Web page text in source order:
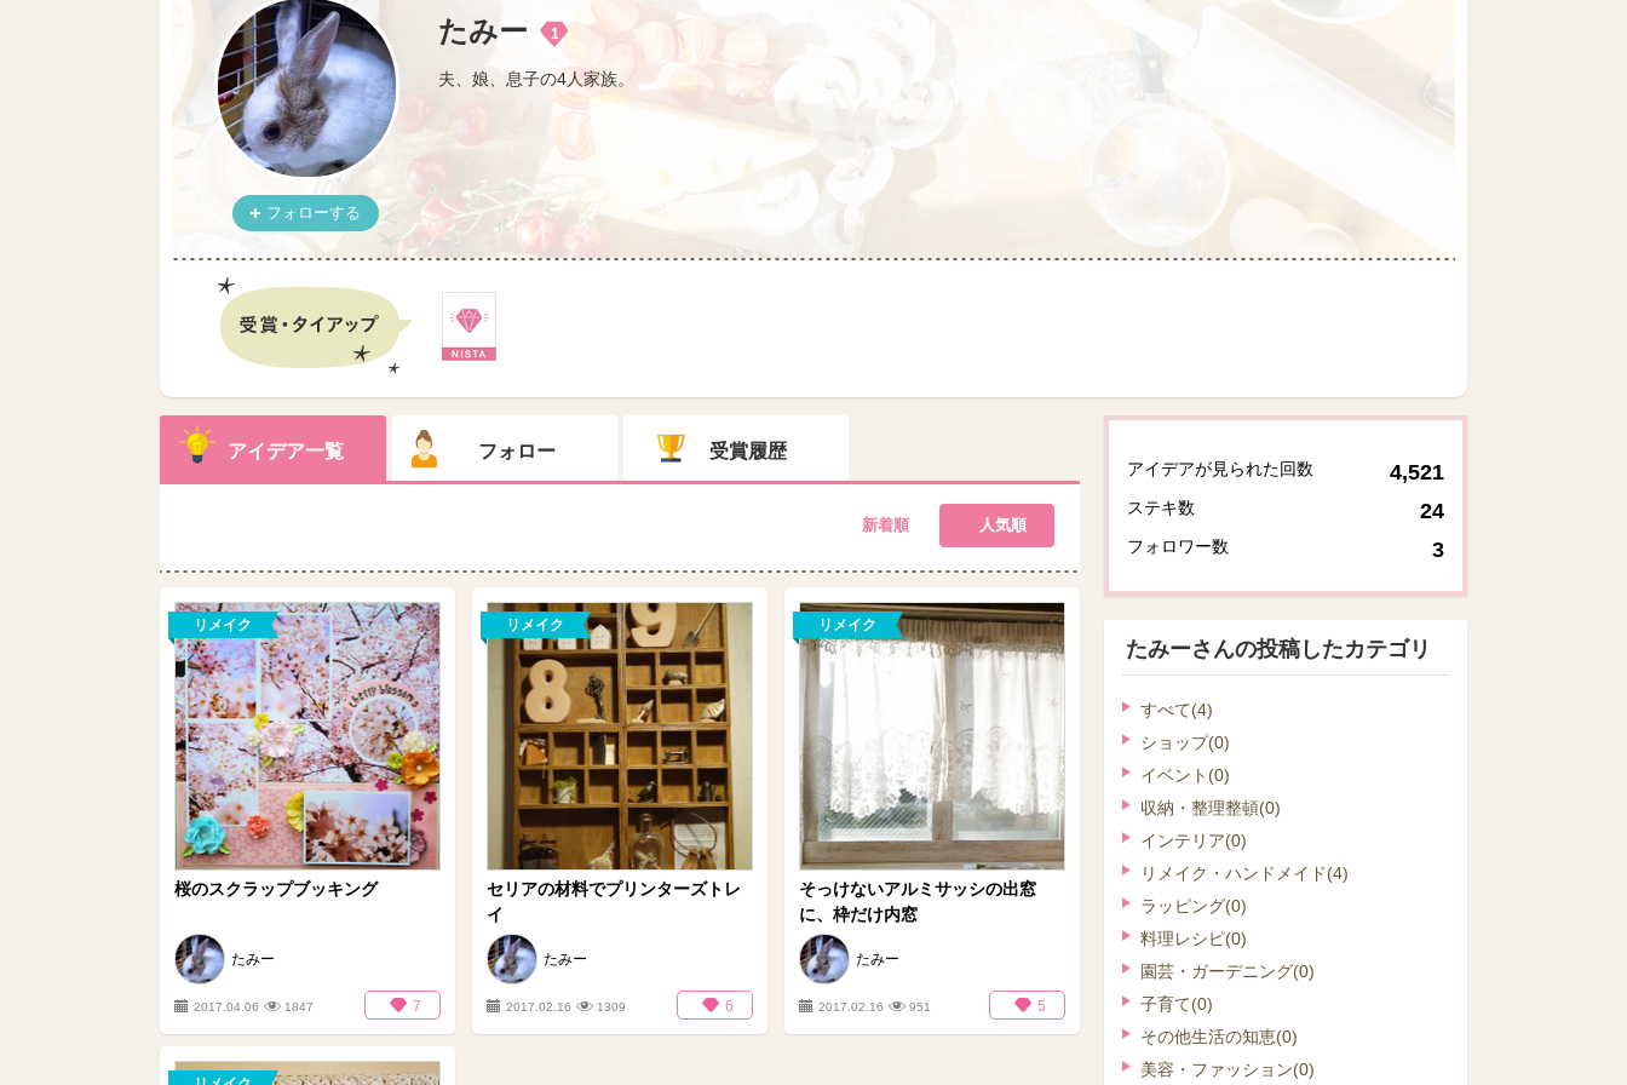
たみー 1
夫、娘、息子の4人家族。
フォローする
アイデア一覧 フォロー 受賞履歴
新着順 人気順
リメイク
桜のスクラップブッキング
たみー
2017.04.06 1847 7
リメイク
セリアの材料でプリンターズトレ
イ
たみー
2017.02.16 1309 6
リメイク
そっけないアルミサッシの出窓
に、枠だけ内窓
たみー
2017.02.16 951 5
アイデアが見られた回数 4,521
ステキ数 24
フォロワー数 3
たみーさんの投稿したカテゴリ
すべて(4)
ショップ(0)
イベント (0)
収納・整理整頓(0)
インテリア(0)
リメイク・ハンドメイド(4)
ラッピング(0)
料理レシピ(0)
園芸・ガーデニング(0)
子育て(0)
その他生活の知恵(0)
美容・ファッション(0)